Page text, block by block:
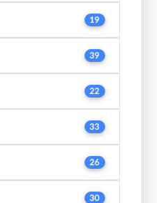
19
39
22
33
26
30